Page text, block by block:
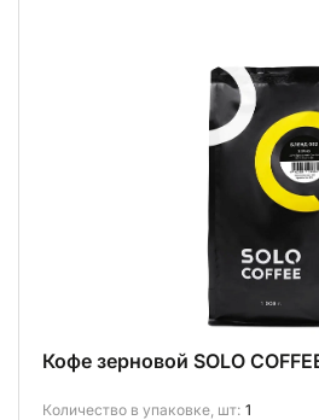
Кофе зерновой SOLO
Количество в упаковке, шт: 1